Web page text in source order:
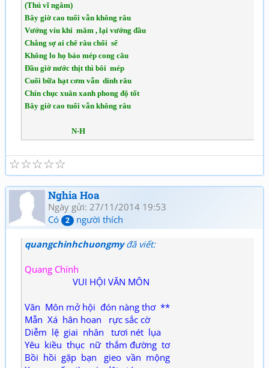
(Thủ vĩ ngâm)
Bây giờ cao tuổi vẫn không râu
Vướng víu khi măm , lại vướng đầu
Chẳng sợ ai chê râu chổi sể
Không lo họ bảo mép cong câu
Đầu giờ nước thịt thì bôi mép
Cuối bữa hạt cơm vẫn dính râu
Chín chục xuân xanh phong độ tốt
Bây giờ cao tuổi vẫn không râu
N-H
☆
☆
☆
☆
☆
Nghia Hoa
Ngày gửi: 27/11/2014 19:53
Có
2 người thích
quangchinhchuongmyđã viết:
Quang Chính
VUI HỘI VĂN MÔN
Văn Môn mở hội đón nàng thơ **
Mẫn Xá hân hoan rực sắc cờ
Diễm lệ giai nhân tươi nét lụa
Yêu kiều thục nữ thắm đường tơ
Bồi hồi gặp bạn gieo vần mộng